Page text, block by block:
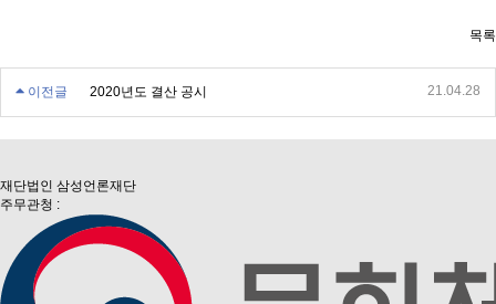
목록
이전글 2020년도 결산 공시 21.04.28
재단법인 삼성언론재단
주무관청 :